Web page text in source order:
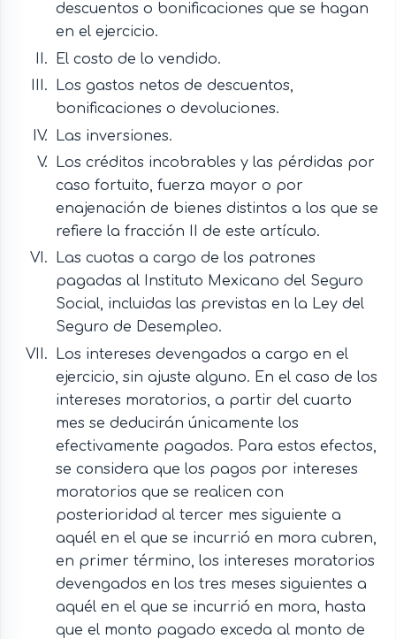
descuentos o bonificaciones que se hagan
en el ejercicio.
El costo de lo vendido.
Los gastos netos de descuentos,
bonificaciones o devoluciones.
Las inversiones.
Los créditos incobrables y las pérdidas por
caso fortuito, fuerza mayor o por
enajenación de bienes distintos a los que se
refiere la fracción II de este artículo.
Las cuotas a cargo de los patrones
pagadas al Instituto Mexicano del Seguro
Social, incluidas las previstas en la Ley del
Seguro de Desempleo.
Los intereses devengados a cargo en el
ejercicio, sin ajuste alguno. En el caso de los
intereses moratorios, a partir del cuarto
mes se deducirán únicamente los
efectivamente pagados. Para estos efectos,
se considera que los pagos por intereses
moratorios que se realicen con
posterioridad al tercer mes siguiente a
aquél en el que se incurrió en mora cubren,
en primer término, los intereses moratorios
devengados en los tres meses siguientes a
aquél en el que se incurrió en mora, hasta
que el monto pagado exceda al monto de